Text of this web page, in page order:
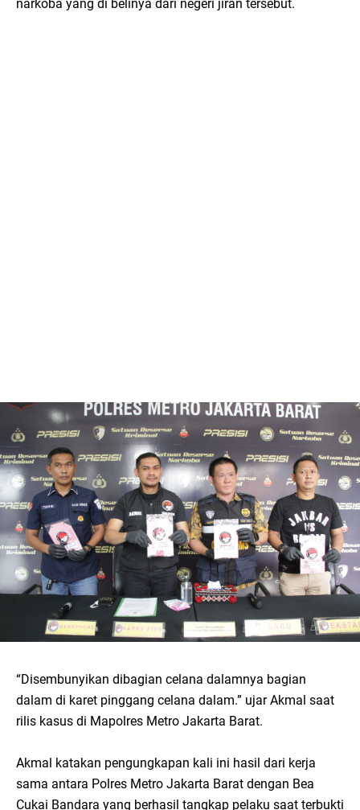
narkoba yang di belinya dari negeri jiran tersebut.
“Disembunyikan dibagian celana dalamnya bagian
dalam di karet pinggang celana dalam.” ujar Akmal saat
rilis kasus di Mapolres Metro Jakarta Barat.
Akmal katakan pengungkapan kali ini hasil dari kerja
sama antara Polres Metro Jakarta Barat dengan Bea
Cukai Bandara yang berhasil tangkap pelaku saat terbukti